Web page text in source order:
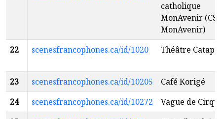
catholique
MonAvenir
MonAvenir)
22
scenesfrancophones.ca/id/1020 Théâtre
23 scenesfrancophones.ca/id/10205
Café Korigé
24
scenesfrancophones.ca/id/10272
Vague de